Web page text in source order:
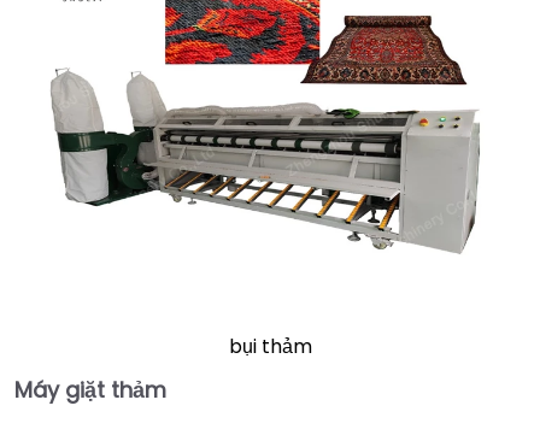
bụi thảm
Máy giặt thảm